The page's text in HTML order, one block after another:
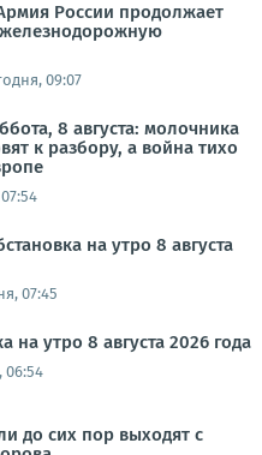
России продолжает
железнодорожную
09:07
8 августа: молочника
к разбору, а война тихо
на утро 8 августа
07:45
на утро 8 августа 2026 года
06:54
до сих пор выходят с